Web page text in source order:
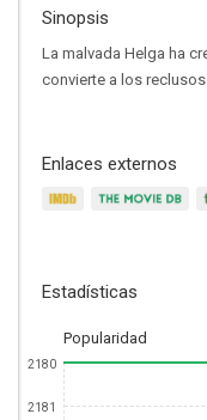
Sinopsis
La malvada Helga ha
convierte a los
Enlaces externos
Estadísticas
Popularidad
2180
2181